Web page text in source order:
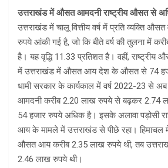
उत्तराखंड में औसत आमदनी राष्ट्रीय औसत से
उत्तराखंड में चालू वित्तीय वर्ष में प्रति व्यक्ति
रुपये आंकी गई है, जो कि बीते वर्ष की तुलना में
है। यह वृद्धि 11.33 प्रतिशत है। वहीं,
में उत्तराखंड में औसत आय देश के औसत से 74
धामी सरकार के कार्यकाल में वर्ष 2022-23 से
आमदनी करीब 2.20 लाख रुपये से बढ़कर 2.74
54 हजार रुपये अधिक है। इसके अलावा पड़ोसी
आय के मामले में उत्तराखंड से पीछे रहा। हिमाचल में
औसत आय करीब 2.35 लाख रुपये थी, तब
2.46 लाख रुपये थी।